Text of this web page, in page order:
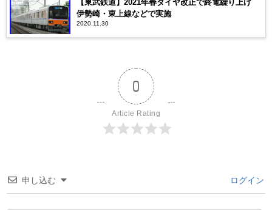
【東武鉄道】2021年春ダイヤ改正で終電繰り上げ
伊勢崎・東上線などで実施
2020.11.30
0
Article Rating
申し込む ログイン